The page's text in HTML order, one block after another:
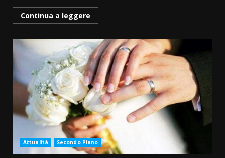
Continua a leggere
Attualità Secondo Piano